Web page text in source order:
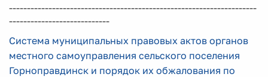
---------------------------------------------------------------------
----------------------------
Система муниципальных правовых актов органов
местного самоуправления сельского поселения
Горноправдинск и порядок их обжалования по